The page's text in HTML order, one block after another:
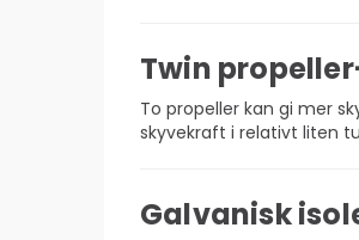
Twin
To propeller kan gi mer
skyvekraft i relativt liten
Galvanisk